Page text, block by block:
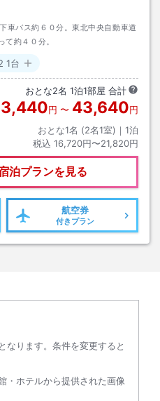
車バス約６０分。東北中央自動車道
約４０分。
1台
おとな2名 1泊1部屋 合計
円 〜 43,640円
おとな1名 (2名1室)｜ 1泊
税込 16,720円〜21,820円
泊プランを見る
航空券
付きプラン
なります。条件を変更すると
・ホテルから提供された画像